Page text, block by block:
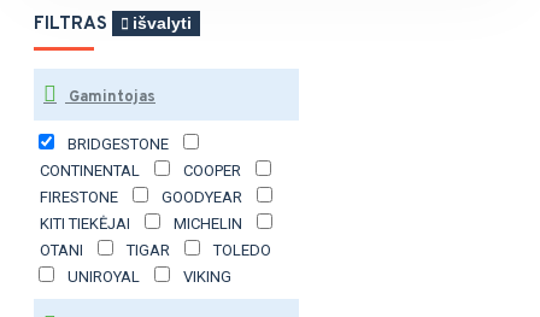
FILTRAS išvalyti
Gamintojas
BRIDGESTONE
CONTINENTAL
COOPER
FIRESTONE
GOODYEAR
KITI TIEKĖJAI
MICHELIN
OTANI
TIGAR
TOLEDO
UNIROYAL
VIKING